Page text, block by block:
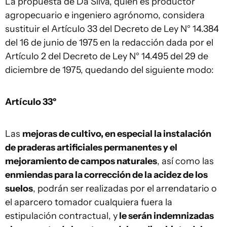
agropecuario e ingeniero agrónomo, considera
sustituir el Artículo 33 del Decreto de Ley N° 14.384
del 16 de junio de 1975 en la redacción dada por el
Artículo 2 del Decreto de Ley N° 14.495 del 29 de
diciembre de 1975, quedando del siguiente modo:
Artículo 33º
Las mejoras de cultivo, en especial la instalación
de praderas artificiales permanentes y el
mejoramiento de campos naturales, así como las
enmiendas para la corrección de la acidez de los
suelos, podrán ser realizadas por el arrendatario o
el aparcero tomador cualquiera fuera la
estipulación contractual, yle serán indemnizadas